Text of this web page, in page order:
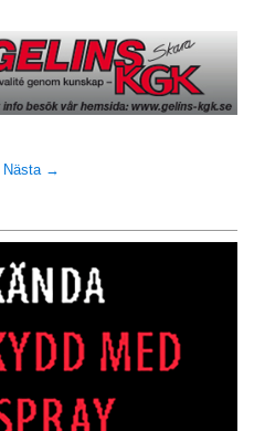
Nästa →